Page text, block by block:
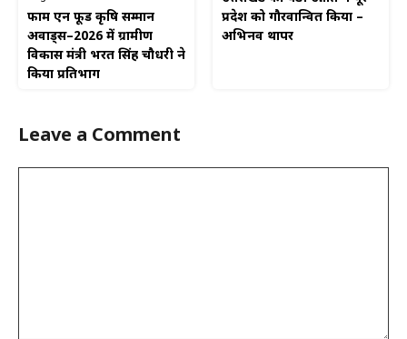
फार्म एन फूड कृषि सम्मान
अवार्ड्स–2026 में ग्रामीण
विकास मंत्री भरत सिंह चौधरी ने
किया प्रतिभाग
प्रदेश को गौरवान्वित किया –
अभिनव थापर
Leave a Comment